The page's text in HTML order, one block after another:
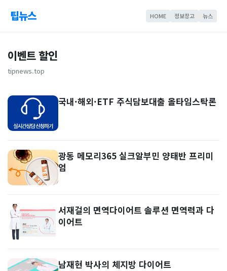
팁뉴스 HOME 정보창고 뉴스
이벤트 할인
tipnews.top
국내·해외·ETF 주식담보대출 올타임스탁론
광동 메모리365 실크알부민 양태반 프리미
엄
서재걸의 면역다이어트 솔루션 면역력과 다
이어트
남재현 박사의 체지방 다이어트